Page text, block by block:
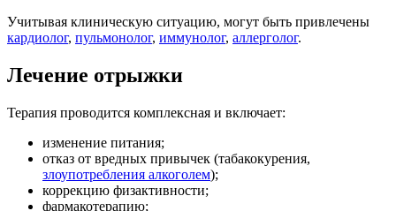
Учитывая клиническую ситуацию, могут быть привлечены
кардиолог, пульмонолог, иммунолог, аллерголог.
Лечение отрыжки
Терапия проводится комплексная и включает:
изменение питания;
отказ от вредных привычек (табакокурения,
злоупотребления алкоголем);
коррекцию физактивности;
фармакотерапию;